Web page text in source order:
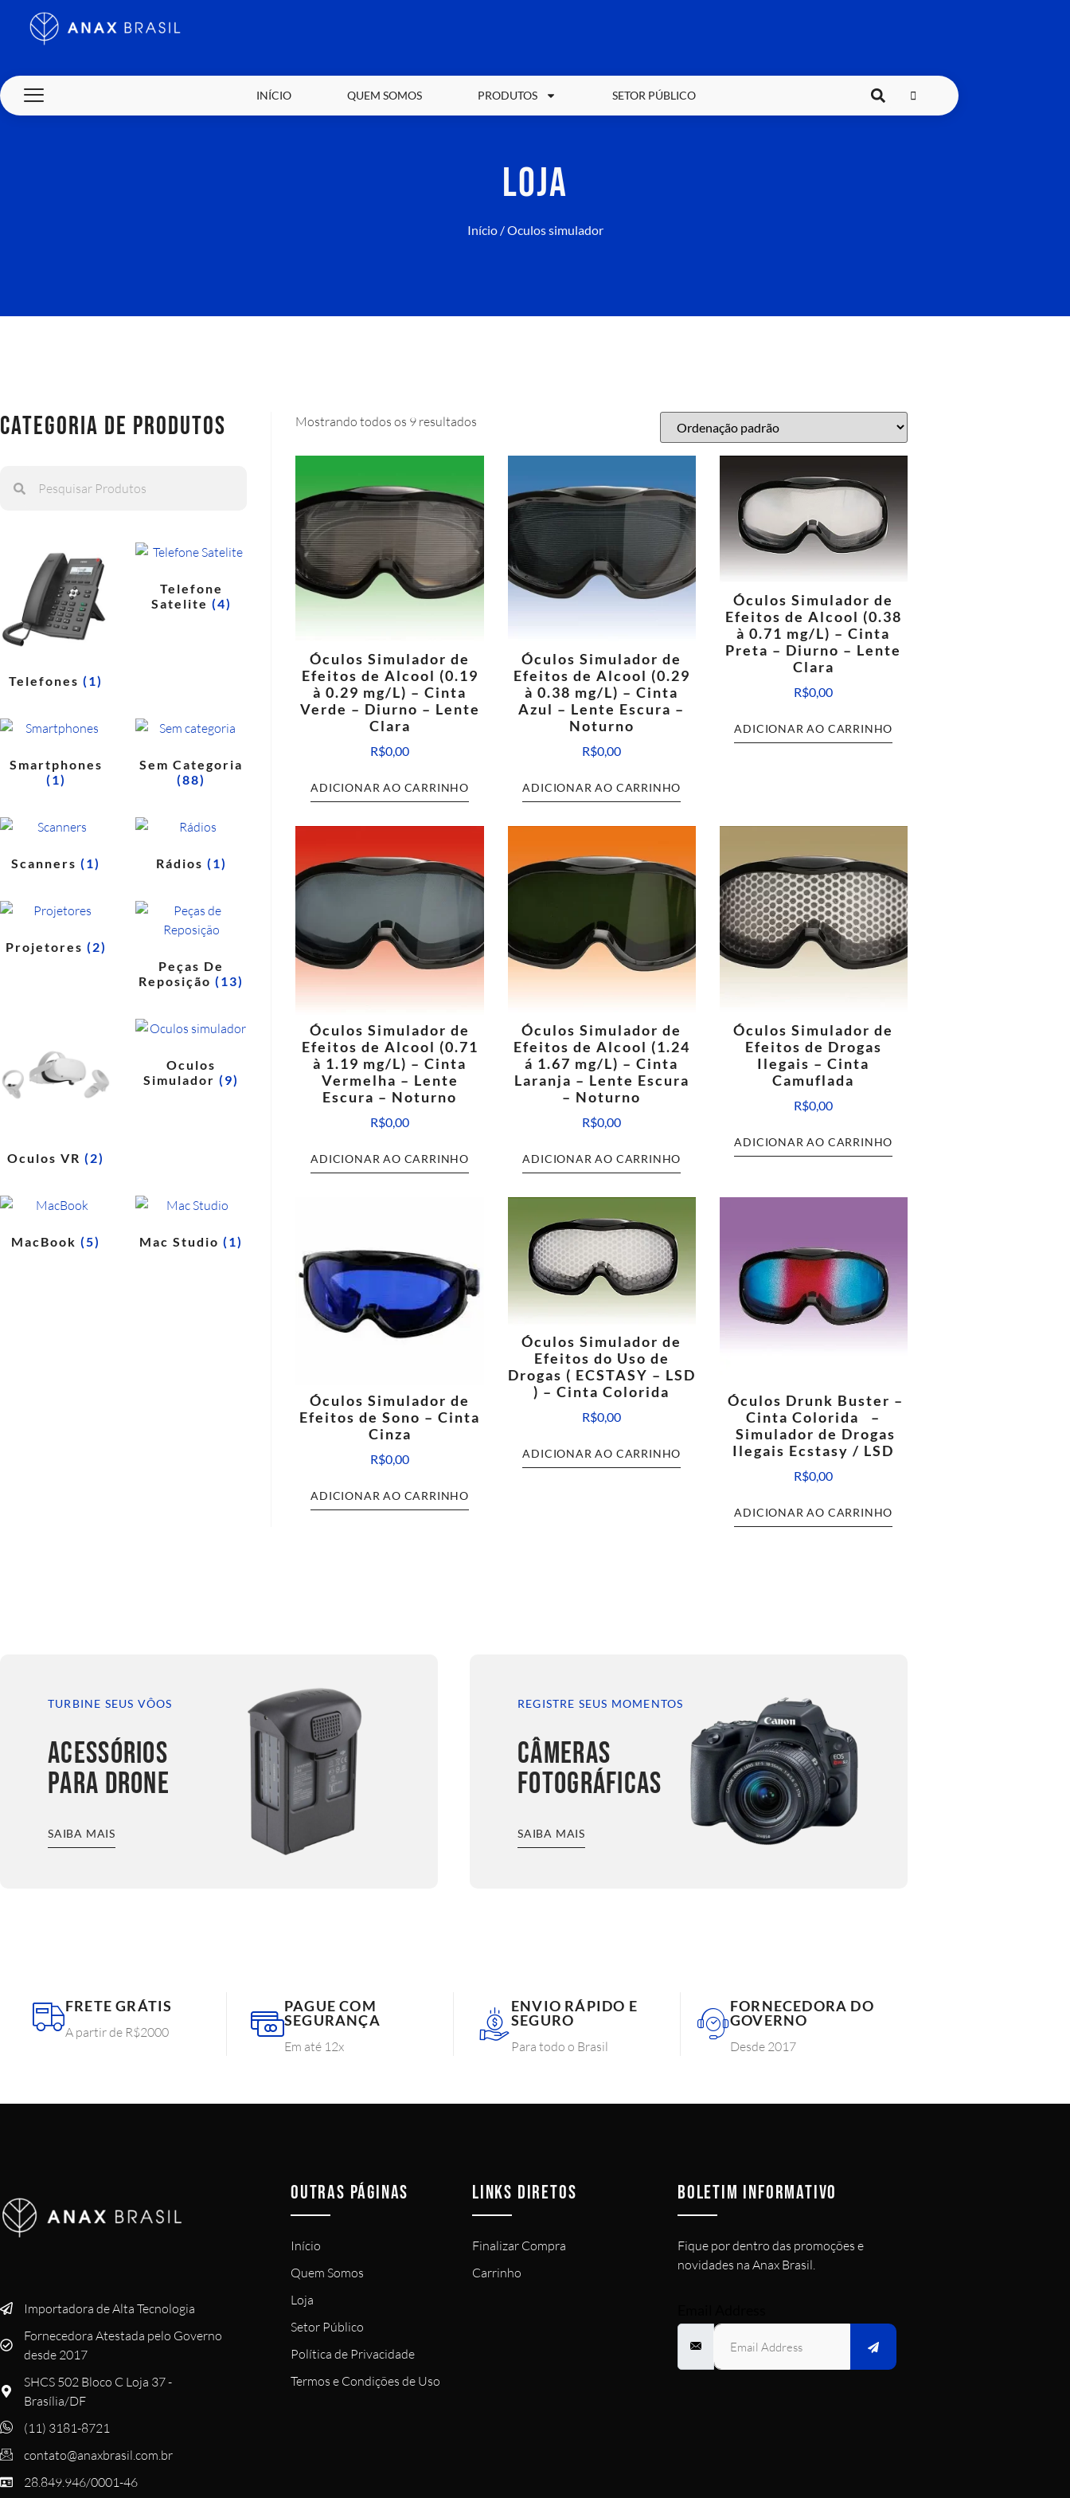
INÍCIO QUEM SOMOS PRODUTOS SETOR PÚBLICO
LOJA
Início/ Oculos simulador
categoria de produtos
Telefones(1)
Telefone
Satelite (4)
Smartphones
(1)
Sem Categoria
(88)
Scanners(1) Rádios (1)
Projetores (2)
Peças De
Reposição(13)
Oculos VR(2)
Oculos
Simulador(9)
MacBook(5) Mac Studio(1)
Mostrando todos os 9 resultados
Óculos Simulador de
Efeitos de Alcool (0.19
à 0.29 mg/L) – Cinta
Verde – Diurno – Lente
Clara
R$0,00
ADICIONAR AO CARRINHO
Óculos Simulador de
Efeitos de Alcool (0.29
à 0.38 mg/L) – Cinta
Azul – Lente Escura –
Noturno
R$0,00
ADICIONAR AO CARRINHO
Óculos Simulador de
Efeitos de Alcool (0.38
à 0.71 mg/L) – Cinta
Preta – Diurno – Lente
Clara
R$0,00
ADICIONAR AO CARRINHO
Óculos Simulador de
Efeitos de Alcool (0.71
à 1.19 mg/L) – Cinta
Vermelha – Lente
Escura – Noturno
R$0,00
ADICIONAR AO CARRINHO
Óculos Simulador de
Efeitos de Alcool (1.24
á 1.67 mg/L) – Cinta
Laranja – Lente Escura
– Noturno
R$0,00
ADICIONAR AO CARRINHO
Óculos Simulador de
Efeitos de Drogas
Ilegais – Cinta
Camuflada
R$0,00
ADICIONAR AO CARRINHO
Óculos Simulador de
Efeitos de Sono – Cinta
Cinza
R$0,00
ADICIONAR AO CARRINHO
Óculos Simulador de
Efeitos do Uso de
Drogas ( ECSTASY – LSD
) – Cinta Colorida
R$0,00
ADICIONAR AO CARRINHO
Óculos Drunk Buster –
Cinta Colorida –
Simulador de Drogas
Ilegais Ecstasy / LSD
R$0,00
ADICIONAR AO CARRINHO
TURBINE SEUS VÔOS
ACESSÓRIOS
PARA DRONE
SAIBA MAIS
REGISTRE SEUS MOMENTOS
CÂMERAS
FOTOGRÁFICAS
SAIBA MAIS
FRETE GRÁTIS
A partir de R$2000
PAGUE COM
SEGURANÇA
Em até 12x
ENVIO RÁPIDO E
SEGURO
Para todo o Brasil
FORNECEDORA DO
GOVERNO
Desde 2017
Importadora de Alta Tecnologia
Fornecedora Atestada pelo Governo
desde 2017
SHCS 502 Bloco C Loja 37 -
Brasília/DF
(11) 3181-8721
contato@anaxbrasil.com.br
28.849.946/0001-46
OUTRAS PÁGINAS
Início
Quem Somos
Loja
Setor Público
Política de Privacidade
Termos e Condições de Uso
LINKS DIRETOS
Finalizar Compra
Carrinho
BOLETIM INFORMATIVO
Fique por dentro das promoções e
novidades na Anax Brasil.